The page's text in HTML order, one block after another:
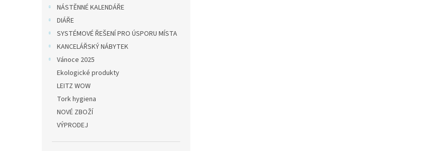
NÁSTĚNNÉ KALENDÁŘE
DIÁŘE
SYSTÉMOVÉ ŘEŠENÍ PRO ÚSPORU MÍSTA
KANCELÁŘSKÝ NÁBYTEK
Vánoce 2025
Ekologické produkty
LEITZ WOW
Tork hygiena
NOVÉ ZBOŽÍ
VÝPRODEJ